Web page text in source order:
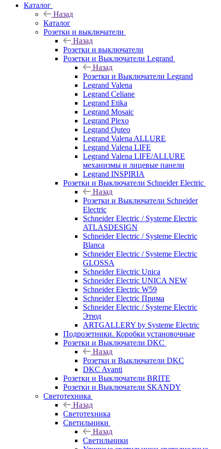
Каталог
Назад
Каталог
Розетки и выключатели
Назад
Розетки и выключатели
Розетки и Выключатели Legrand
Назад
Розетки и Выключатели Legrand
Legrand Valena
Legrand Celiane
Legrand Etika
Legrand Mosaic
Legrand Plexo
Legrand Quteo
Legrand Valena ALLURE
Legrand Valena LIFE
Legrand Valena LIFE/ALLURE
механизмы и лицевые панели
Legrand INSPIRIA
Розетки и Выключатели Schneider Electric
Назад
Розетки и Выключатели Schneider
Electric
Schneider Electric / Systeme Electric
ATLASDESIGN
Schneider Electric / Systeme Electric
Blanca
Schneider Electric / Systeme Electric
GLOSSA
Schneider Electric Unica
Schneider Electric UNICA NEW
Schneider Electric W59
Schneider Electric Прима
Schneider Electric / Systeme Electric
Этюд
ARTGALLERY by Systeme Electric
Подрозетники. Коробки установочные
Розетки и Выключатели DKC
Назад
Розетки и Выключатели DKC
DKC Avanti
Розетки и Выключатели BRITE
Розетки и Выключатели SKANDY
Светотехника
Назад
Светотехника
Светильники
Назад
Светильники